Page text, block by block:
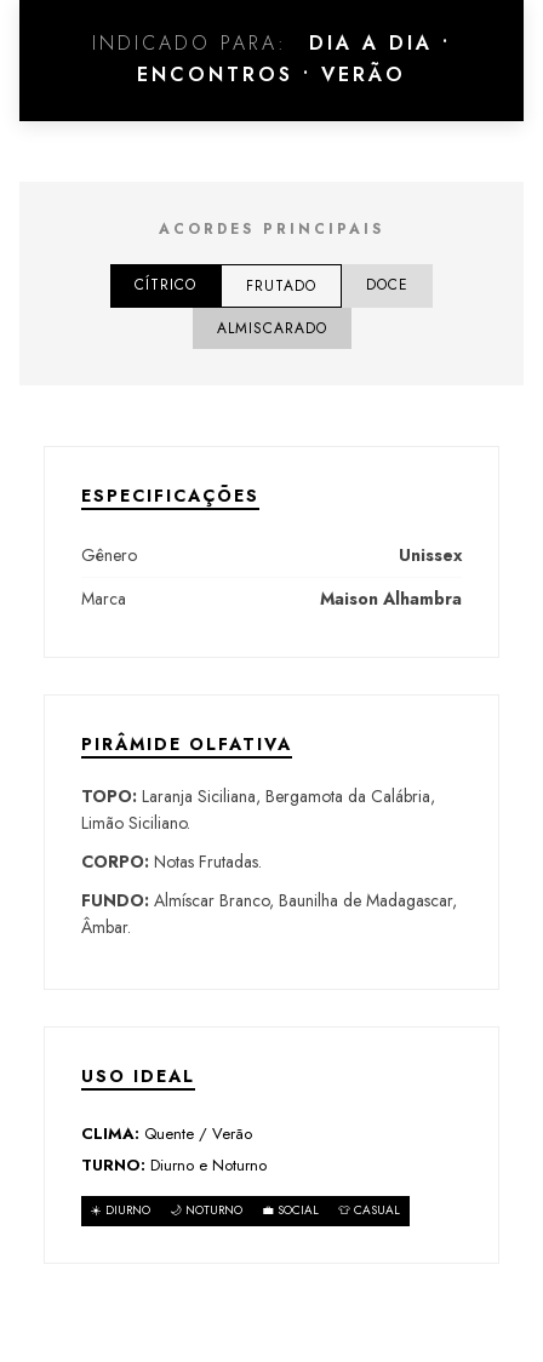
INDICADO PARA:
DIA A DIA •
ENCONTROS • VERÃO
ACORDES PRINCIPAIS
CÍTRICO FRUTADO
DOCE
ALMISCARADO
ESPECIFICAÇÕES
Gênero
Unissex
Marca
Maison Alhambra
PIRÂMIDE OLFATIVA
TOPO:Laranja Siciliana, Bergamota da Calábria,
Limão Siciliano.
CORPO:Notas Frutadas.
FUNDO:Almíscar Branco, Baunilha de Madagascar,
Âmbar.
USO IDEAL
CLIMA: Quente / Verão
TURNO: Diurno e Noturno
☀️ DIURNO 🌙 NOTURNO 💼 SOCIAL 👕 CASUAL